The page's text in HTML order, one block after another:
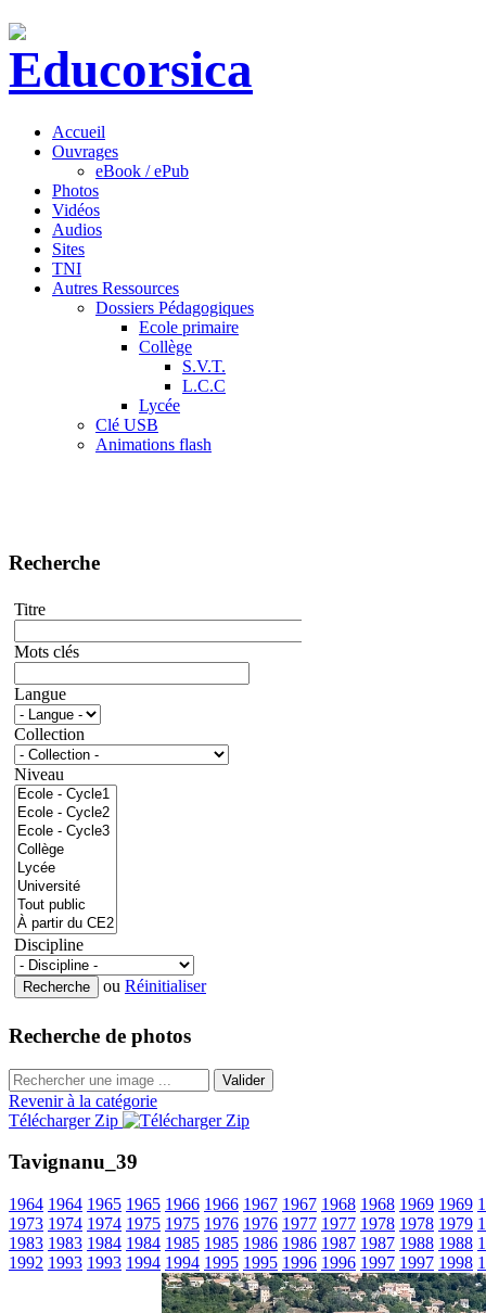
Accueil
Ouvrages
eBook / ePub
Photos
Vidéos
Audios
Sites
TNI
Autres Ressources
Dossiers Pédagogiques
Ecole primaire
Collège
S.V.T.
L.C.C
Lycée
Clé USB
Animations flash
Recherche
Titre
Mots clés
Langue
Collection
Niveau
Discipline
ou Réinitialiser
Recherche de photos
Valider
Revenir à la catégorie
Télécharger Zip
Tavignanu_39
1964 1964 1965 1965 1966 1966 1967 1967 1968 1968 1969 1969
1973 1974 1974 1975 1975 1976 1976 1977 1977 1978 1978 1979
1983 1983 1984 1984 1985 1985 1986 1986 1987 1987 1988 1988
1992 1993 1993 1994 1994 1995 1995 1996 1996 1997 1997 1998